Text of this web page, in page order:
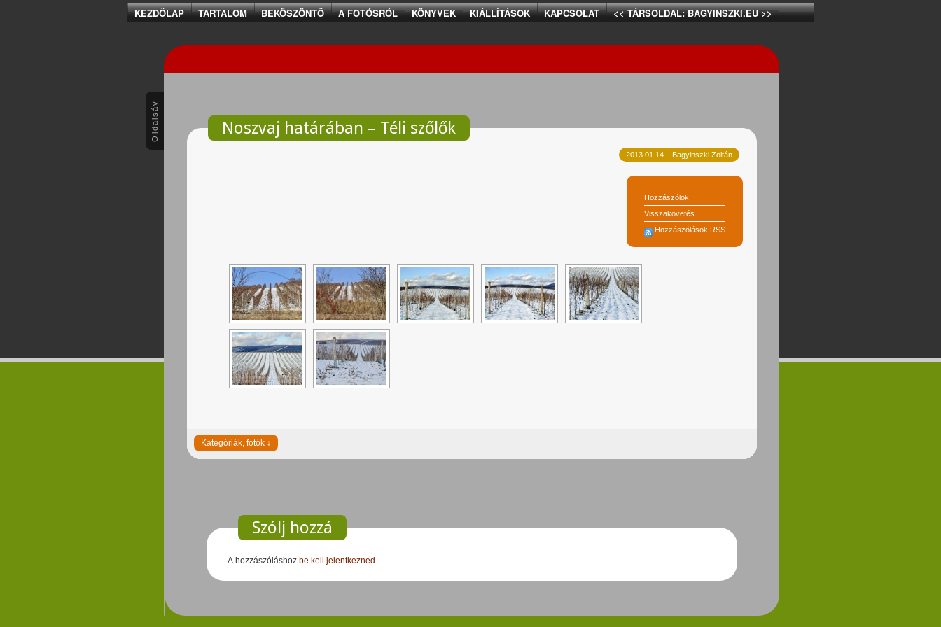
KEZDŐLAP TARTALOM BEKÖSZÖNTŐ A FOTÓSRÓL KÖNYVEK KIÁLLÍTÁSOK KAPCSOLAT << TÁRSOLDAL: BAGYINSZKI.EU >>
Oldalsáv Noszvaj határában – Téli szőlők
2013.01.14. | Bagyinszki Zoltán
Hozzászólok
Visszakövetés
Hozzászólások RSS
Szólj hozzá
A hozzászóláshoz be kell jelentkezned